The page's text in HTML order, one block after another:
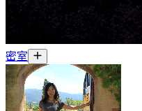
密室